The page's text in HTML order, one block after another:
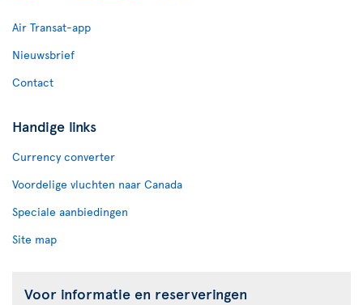
Air Transat-app
Nieuwsbrief
Contact
Handige links
Currency converter
Voordelige vluchten naar Canada
Speciale aanbiedingen
Site map
Voor informatie en reserveringen